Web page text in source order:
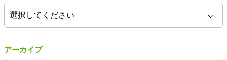
アーカイブ